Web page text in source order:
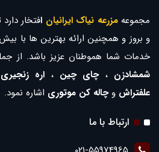
مجموعهمزرعه نیاک ایرانیان افتخار
خدمات شما هموطنان عزیز باشد. از
شمشادزن ،چای چین ، اره زنجیری
علفتراش وچاله کن موتوری اشاره نمود.
ارتباط با ما